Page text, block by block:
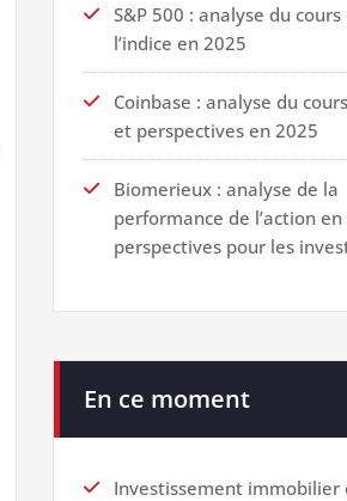
S&P 500 : analyse du
l’indice en 2025
Coinbase : analyse du
et perspectives en 2025
Biomerieux : analyse de la
performance de l’action
perspectives pour les
En ce moment
Investissement immobilier